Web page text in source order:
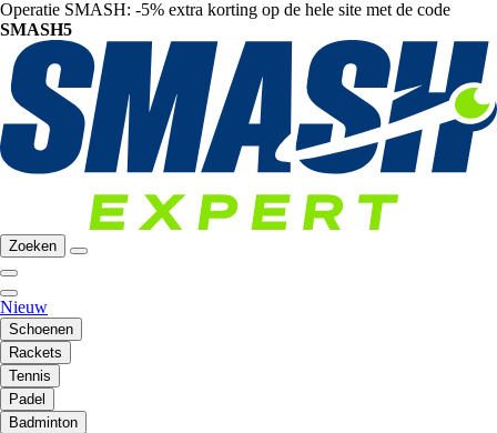
Operatie SMASH: -5% extra korting op de hele site met de code
SMASH5
Zoeken
Nieuw
Schoenen
Rackets
Tennis
Padel
Badminton